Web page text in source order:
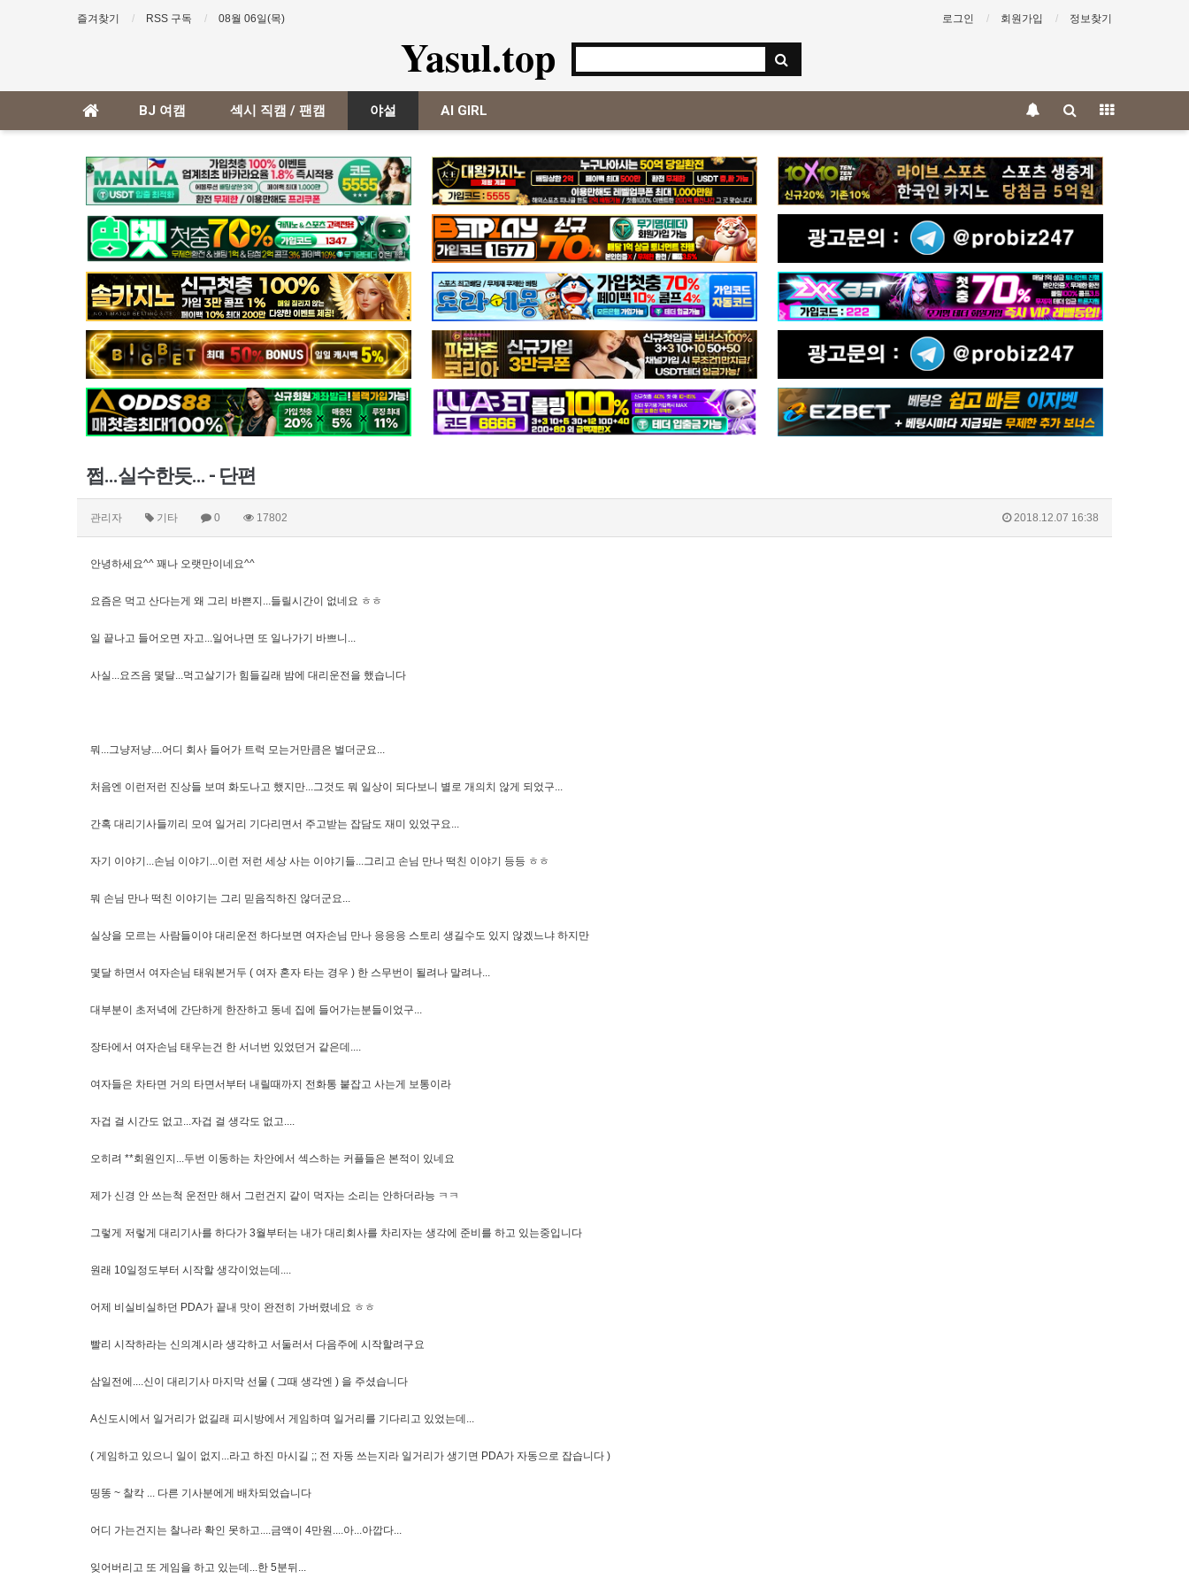
즐겨찾기 RSS 구독 08월 06일(목) 로그인 회원가입 정보찾기
Yasul.top
BJ 여캠 섹시 직캠 / 팬캠 야설 AI GIRL
쩝...실수한듯... - 단편
관리자 기타 0 17802 2018.12.07 16:38
안녕하세요^^ 꽤나 오랫만이네요^^
요즘은 먹고 산다는게 왜 그리 바쁜지...들릴시간이 없네요 ㅎㅎ
일 끝나고 들어오면 자고...일어나면 또 일나가기 바쁘니...
사실...요즈음 몇달...먹고살기가 힘들길래 밤에 대리운전을 했습니다
뭐...그냥저냥....어디 회사 들어가 트럭 모는거만큼은 벌더군요...
처음엔 이런저런 진상들 보며 화도나고 했지만...그것도 뭐 일상이 되다보니 별로 개의치 않게 되었구...
간혹 대리기사들끼리 모여 일거리 기다리면서 주고받는 잡담도 재미 있었구요...
자기 이야기...손님 이야기...이런 저런 세상 사는 이야기들...그리고 손님 만나 떡친 이야기 등등 ㅎㅎ
뭐 손님 만나 떡친 이야기는 그리 믿음직하진 않더군요...
실상을 모르는 사람들이야 대리운전 하다보면 여자손님 만나 응응응 스토리 생길수도 있지 않겠느냐 하지만
몇달 하면서 여자손님 태워본거두 ( 여자 혼자 타는 경우 ) 한 스무번이 될려나 말려나...
대부분이 초저녁에 간단하게 한잔하고 동네 집에 들어가는분들이었구...
장타에서 여자손님 태우는건 한 서너번 있었던거 같은데....
여자들은 차타면 거의 타면서부터 내릴때까지 전화통 붙잡고 사는게 보통이라
자겁 걸 시간도 없고...자겁 걸 생각도 없고....
오히려 **회원인지...두번 이동하는 차안에서 섹스하는 커플들은 본적이 있네요
제가 신경 안 쓰는척 운전만 해서 그런건지 같이 먹자는 소리는 안하더라능 ㅋㅋ
그렇게 저렇게 대리기사를 하다가 3월부터는 내가 대리회사를 차리자는 생각에 준비를 하고 있는중입니다
원래 10일정도부터 시작할 생각이었는데....
어제 비실비실하던 PDA가 끝내 맛이 완전히 가버렸네요 ㅎㅎ
빨리 시작하라는 신의계시라 생각하고 서둘러서 다음주에 시작할려구요
삼일전에....신이 대리기사 마지막 선물 ( 그때 생각엔 ) 을 주셨습니다
A신도시에서 일거리가 없길래 피시방에서 게임하며 일거리를 기다리고 있었는데...
( 게임하고 있으니 일이 없지...라고 하진 마시길 ;; 전 자동 쓰는지라 일거리가 생기면 PDA가 자동으로 잡습니다 )
띵똥 ~ 찰칵 ... 다른 기사분에게 배차되었습니다
어디 가는건지는 찰나라 확인 못하고....금액이 4만원....아...아깝다...
잊어버리고 또 게임을 하고 있는데...한 5분뒤...